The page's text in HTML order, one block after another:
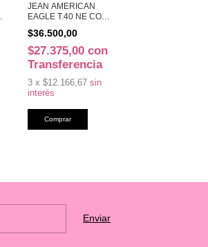
JEAN AMERICAN
EAGLE T.40 NE CO
(49333)
$36.500,00
$27.375,00 con
Transferencia
3 x $12.166,67 sin
interés